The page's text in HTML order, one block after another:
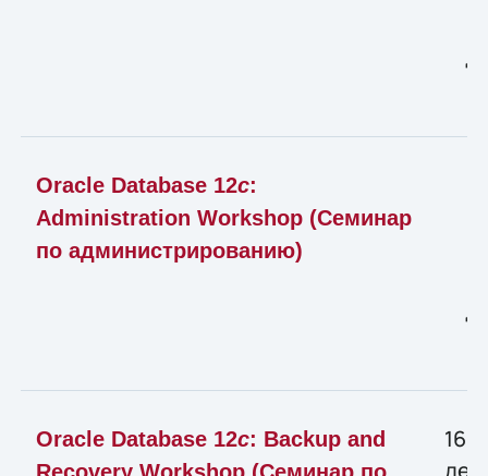
Oracle Database 12c:
Administration Workshop (Семинар
по администрированию)
Oracle Database 12c: Backup and